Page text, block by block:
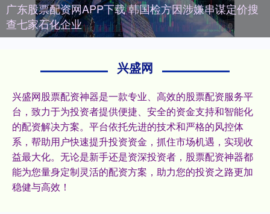
广东股票配资网APP下载 韩国检方因涉嫌串谋定价搜
查七家石化企业
兴盛网
兴盛网股票配资神器是一款专业、高效的股票配资服务平
台，致力于为投资者提供便捷、安全的资金支持和智能化
的配资解决方案。平台依托先进的技术和严格的风控体
系，帮助用户快速提升投资资金，抓住市场机遇，实现收
益最大化。无论是新手还是资深投资者，股票配资神器都
能为您量身定制灵活的配资方案，助力您的投资之路更加
稳健与高效！